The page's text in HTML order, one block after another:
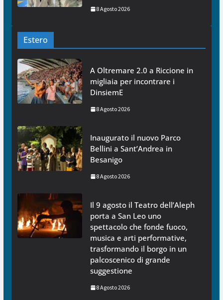
8 Agosto 2026
Estero
A Oltremare 2.0 a Riccione in
migliaia per incontrare i
DinsiemE
8 Agosto 2026
Inaugurato il nuovo Parco
Bellini a Sant’Andrea in
Besanigo
8 Agosto 2026
Il 9 agosto il Teatro dell’Aleph
porta a San Leo uno
spettacolo che fonde fuoco,
musica e arti performative,
trasformando il borgo in un
palcoscenico di grande
suggestione
8 Agosto 2026